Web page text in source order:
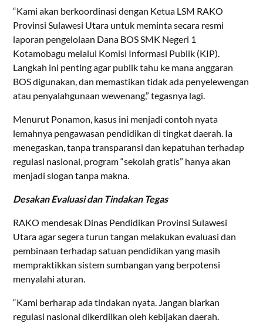
“Kami akan berkoordinasi dengan Ketua LSM RAKO
Provinsi Sulawesi Utara untuk meminta secara resmi
laporan pengelolaan Dana BOS SMK Negeri 1
Kotamobagu melalui Komisi Informasi Publik (KIP).
Langkah ini penting agar publik tahu ke mana anggaran
BOS digunakan, dan memastikan tidak ada penyelewengan
atau penyalahgunaan wewenang,” tegasnya lagi.
Menurut Ponamon, kasus ini menjadi contoh nyata
lemahnya pengawasan pendidikan di tingkat daerah. Ia
menegaskan, tanpa transparansi dan kepatuhan terhadap
regulasi nasional, program “sekolah gratis” hanya akan
menjadi slogan tanpa makna.
Desakan Evaluasi dan Tindakan Tegas
RAKO mendesak Dinas Pendidikan Provinsi Sulawesi
Utara agar segera turun tangan melakukan evaluasi dan
pembinaan terhadap satuan pendidikan yang masih
mempraktikkan sistem sumbangan yang berpotensi
menyalahi aturan.
“Kami berharap ada tindakan nyata. Jangan biarkan
regulasi nasional dikerdilkan oleh kebijakan daerah.